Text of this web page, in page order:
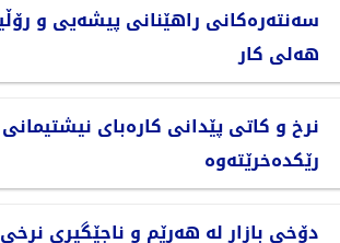
سەنتەرەکانی راهێنانی پیشەیی و
هەلی کار
نرخ و کاتی پێدانی کارەبای
رێکدەخرێتەوە
دۆخی بازاڕ لە هەرێم و ناجێگیری